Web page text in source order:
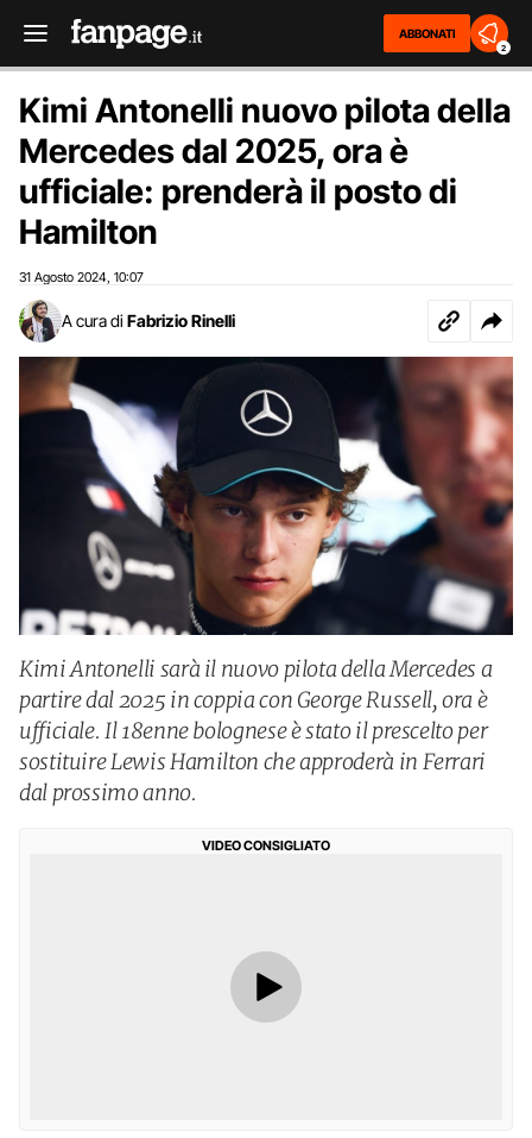
ABBONATI
2
Kimi Antonelli nuovo pilota della
Mercedes dal 2025, ora è
ufficiale: prenderà il posto di
Hamilton
31 Agosto 2024 10:07
A cura di Fabrizio Rinelli
Kimi Antonelli sarà il nuovo pilota della Mercedes a
partire dal 2025 in coppia con George Russell, ora è
ufficiale. Il 18enne bolognese è stato il prescelto per
sostituire Lewis Hamilton che approderà in Ferrari
dal prossimo anno.
VIDEO CONSIGLIATO